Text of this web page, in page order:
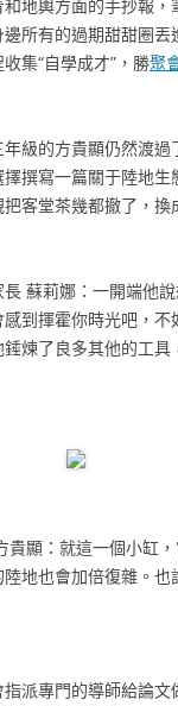
輿方面的手抄報，
所有的過期甜甜圈
集“自學成才”，勝聚
的方貴顯仍然渡過
撰寫一篇關于陸地
客堂茶幾都撤了，換
蘇莉娜：一開端他說
到揮霍你時光吧，
煉了良多其他的工
顯：就這一個小缸，
地也會加倍復雜。
專門的導師給論文